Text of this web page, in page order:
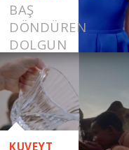
BAŞ
DÖNDÜREN
DOLGUN
SAÇLAR
KUVEYT